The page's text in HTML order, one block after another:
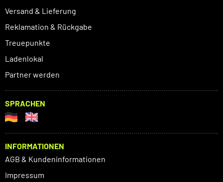
Versand & Lieferung
Reklamation & Rückgabe
Treuepunkte
Ladenlokal
Partner werden
SPRACHEN
INFORMATIONEN
AGB & Kundeninformationen
Impressum